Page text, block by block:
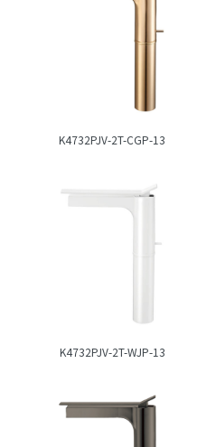
K4732PJV-2T-CGP-13
K4732PJV-2T-WJP-13